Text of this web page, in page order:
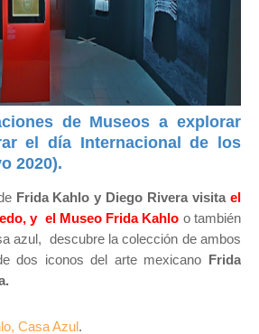
de Museos a explorar
el día Internacional de los
2020).
Frida Kahlo y Diego Rivera visitael
y el Museo Frida Kahlo o también
azul, descubre la colección de ambos
dos iconos del arte mexicano Frida
Casa Azul.